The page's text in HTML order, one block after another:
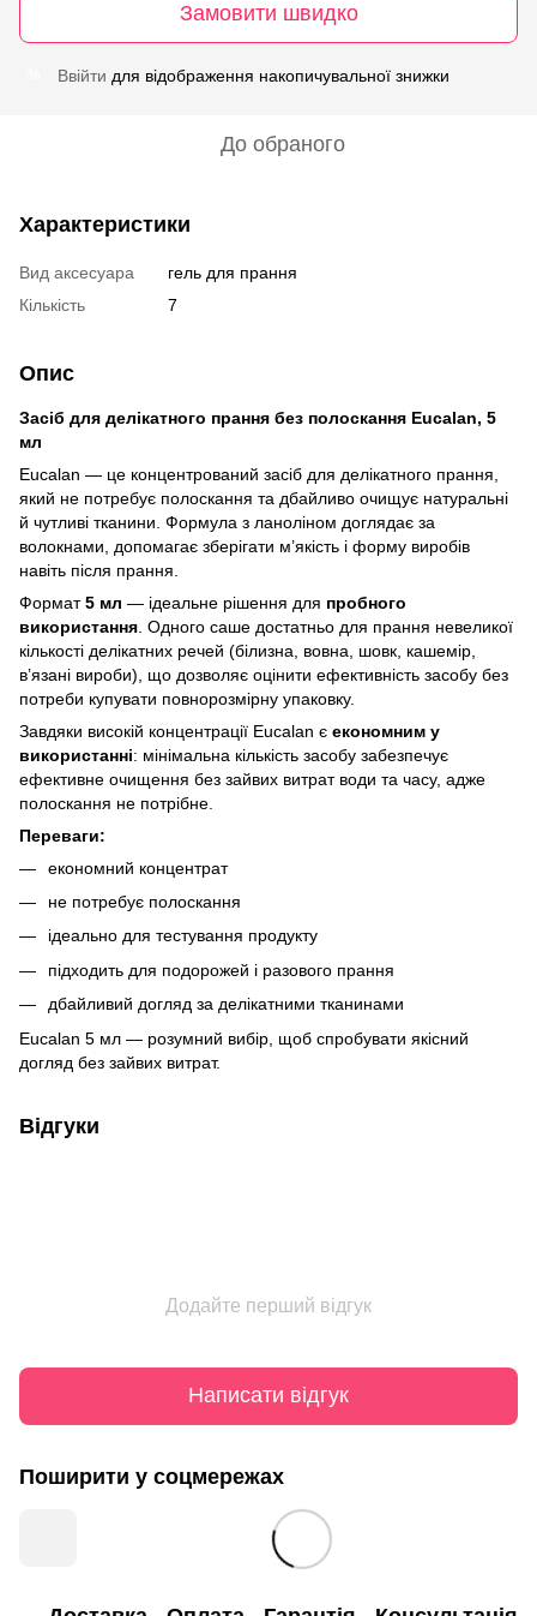
Замовити швидко
Ввійти для відображення накопичувальної знижки
До обраного
Характеристики
Вид аксесуара
гель для прання
Кількість
7
Опис
Засіб для делікатного прання без полоскання Eucalan, 5
мл
Eucalan — це концентрований засіб для делікатного прання,
який не потребує полоскання та дбайливо очищує натуральні
й чутливі тканини. Формула з ланоліном доглядає за
волокнами, допомагає зберігати м’якість і форму виробів
навіть після прання.
Формат5 мл — ідеальне рішення для пробного
використання . Одного саше достатньо для прання невеликої
кількості делікатних речей (білизна, вовна, шовк, кашемір,
в’язані вироби), що дозволяє оцінити ефективність засобу без
потреби купувати повнорозмірну упаковку.
Завдяки високій концентрації Eucalan є економним у
використанні: мінімальна кількість засобу забезпечує
ефективне очищення без зайвих витрат води та часу, адже
полоскання не потрібне.
Переваги:
економний концентрат
не потребує полоскання
ідеально для тестування продукту
підходить для подорожей і разового прання
дбайливий догляд за делікатними тканинами
Eucalan 5 мл — розумний вибір, щоб спробувати якісний
догляд без зайвих витрат.
Відгуки
Додайте перший відгук
Написати відгук
Поширити у соцмережах